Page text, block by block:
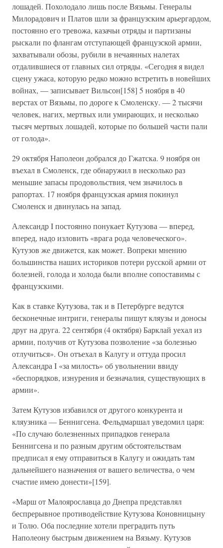
лошадей. Похолодало лишь после Вязьмы. Генералы
Милорадович и Платов шли за французским арьергардом,
постоянно его тревожа, казачьи отряды и партизаны
рыскали по флангам отступающей французской армии,
захватывали обозы, рубили в нечаянных налетах
отдалившиеся от главных сил отряды. «Сегодня я видел
сцену ужаса, которую редко можно встретить в новейших
войнах, — записывает Вильсон[158] 5 ноября в 40
верстах от Вязьмы, по дороге к Смоленску. — 2 тысячи
человек, нагих, мертвых или умирающих, и несколько
тысяч мертвых лошадей, которые по большей части пали
от голода».
29 октября Наполеон добрался до Гжатска. 9 ноября он
въехал в Смоленск, где обнаружил в несколько раз
меньшие запасы продовольствия, чем значилось в
рапортах. 17 ноября французская армия покинул
Смоленск и двинулась на запад.
Александр I постоянно понукает Кутузова — вперед,
вперед, надо изловить «врага рода человеческого».
Кутузов же движется, как может. Вопреки мнению
большинства наших историков потери русской армии от
болезней, голода и холода были вполне сопоставимы с
французскими.
Как в ставке Кутузова, так и в Петербурге ведутся
бесконечные интриги, генералы пишут кляузы и доносы
друг на друга. 22 сентября (4 октября) Барклай уехал из
армии, получив от Кутузова позволение «за болезнью
отлучиться». Он отъехал в Калугу и оттуда просил
Александра I «за милость» об увольнении ввиду
«беспорядков, изнурения и безначалия, существующих в
армии».
Затем Кутузов избавился от другого конкурента и
кляузника — Беннигсена. Фельдмаршал уведомил царя:
«По случаю болезненных припадков генерала
Беннигсена и по разным другим обстоятельствам
предписал я ему отправиться в Калугу и ожидать там
дальнейшего назначения от вашего величества, о чем
счастие имею донести»[159].
«Марш от Малоярославца до Днепра представлял
беспрерывное противодействие Кутузова Коновницыну
и Толю. Оба последние хотели преградить путь
Наполеону быстрым движением на Вязьму. Кутузов